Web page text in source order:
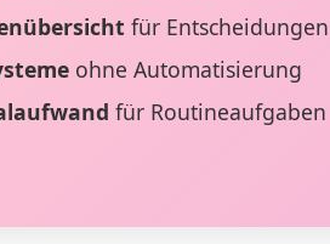
für Entscheidungen
ohne Automatisierung
für Routineaufgaben